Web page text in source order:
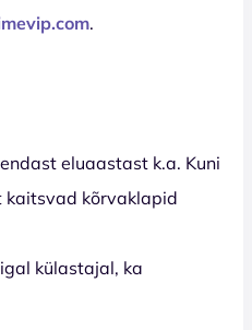
.
eluaastast k.a. Kuni
kaitsvad kõrvaklapid
külastajal, ka